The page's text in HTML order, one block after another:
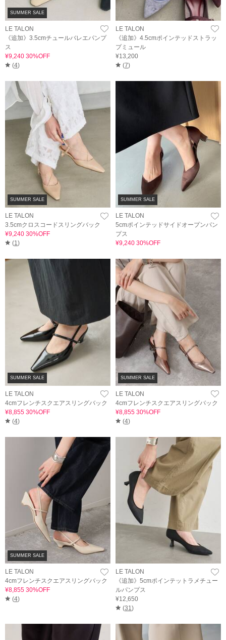
SUMMER SALE
LE TALON
《追加》3.5cmチュールバレエパンプ
ス
¥9,240 30%OFF
(4)
LE TALON
《追加》4.5cmポインテッドストラッ
プミュール
¥13,200
(7)
SUMMER SALE
LE TALON
3.5cmクロスコードスリングバック
¥9,240 30%OFF
(1)
SUMMER SALE
LE TALON
5cmポインテッドサイドオープンパン
プス
¥9,240 30%OFF
SUMMER SALE
LE TALON
4cmフレンチスクエアスリングバック
¥8,855 30%OFF
(4)
SUMMER SALE
LE TALON
4cmフレンチスクエアスリングバック
¥8,855 30%OFF
(4)
SUMMER SALE
LE TALON
4cmフレンチスクエアスリングバック
¥8,855 30%OFF
(4)
LE TALON
《追加》5cmポインテットラメチュー
ルパンプス
¥12,650
(31)